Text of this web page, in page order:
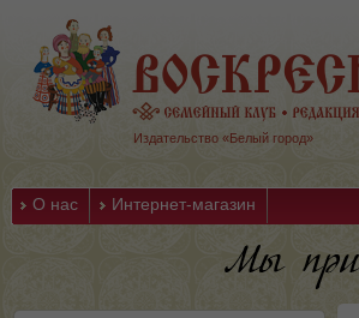
Издательство «Белый город»
О нас Интернет-магазин